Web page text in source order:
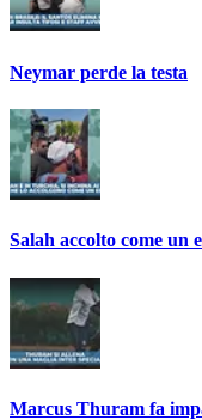
Neymar perde la testa
Salah accolto come un
Marcus Thuram fa